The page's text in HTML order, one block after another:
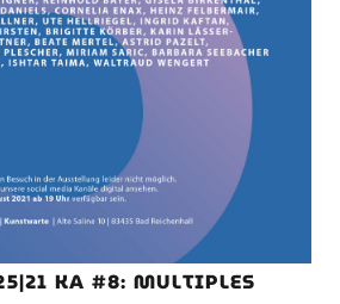
KA #8: MULTIPLES